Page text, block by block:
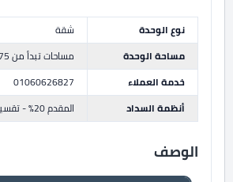
نوع الوحدة
شقة
مساحة الوحدة
مساحات تبدأ من 175 م²
خدمة العملاء
01060626827
أنظمة السداد
المقدم 20% - تقسيط على 6
الوصف